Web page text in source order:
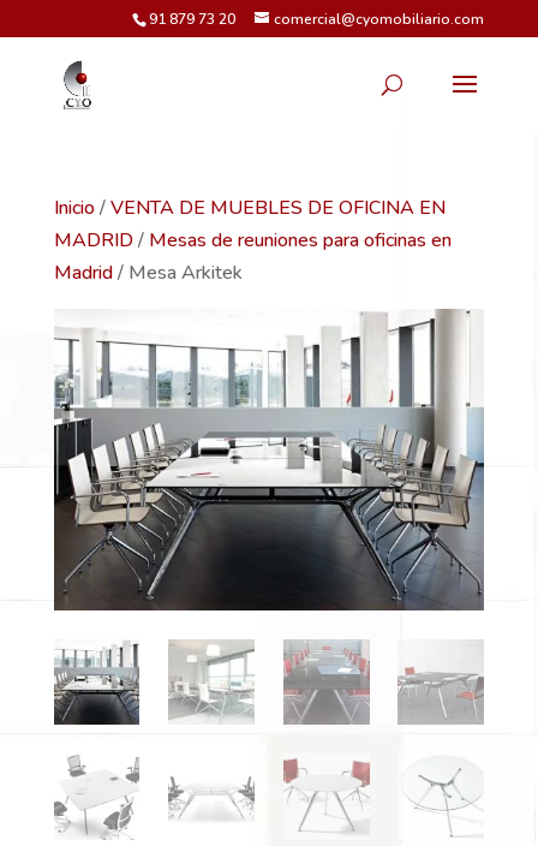
91 879 73 20 comercial@cyomobiliario.com
Inicio/VENTA DE MUEBLES DE OFICINA EN
MADRID/ Mesas de reuniones para oficinas en
Madrid/ Mesa Arkitek